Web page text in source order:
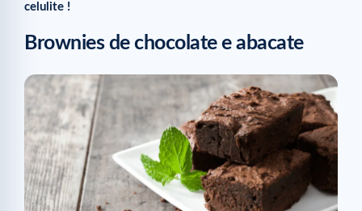
celulite !
Brownies de chocolate e abacate